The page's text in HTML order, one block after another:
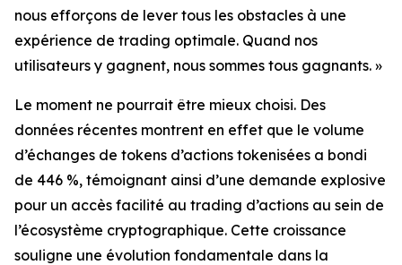
nous efforçons de lever tous les obstacles à une
expérience de trading optimale. Quand nos
utilisateurs y gagnent, nous sommes tous gagnants. »
Le moment ne pourrait être mieux choisi. Des
données récentes montrent en effet que le volume
d’échanges de tokens d’actions tokenisées a bondi
de 446 %, témoignant ainsi d’une demande explosive
pour un accès facilité au trading d’actions au sein de
l’écosystème cryptographique. Cette croissance
souligne une évolution fondamentale dans la